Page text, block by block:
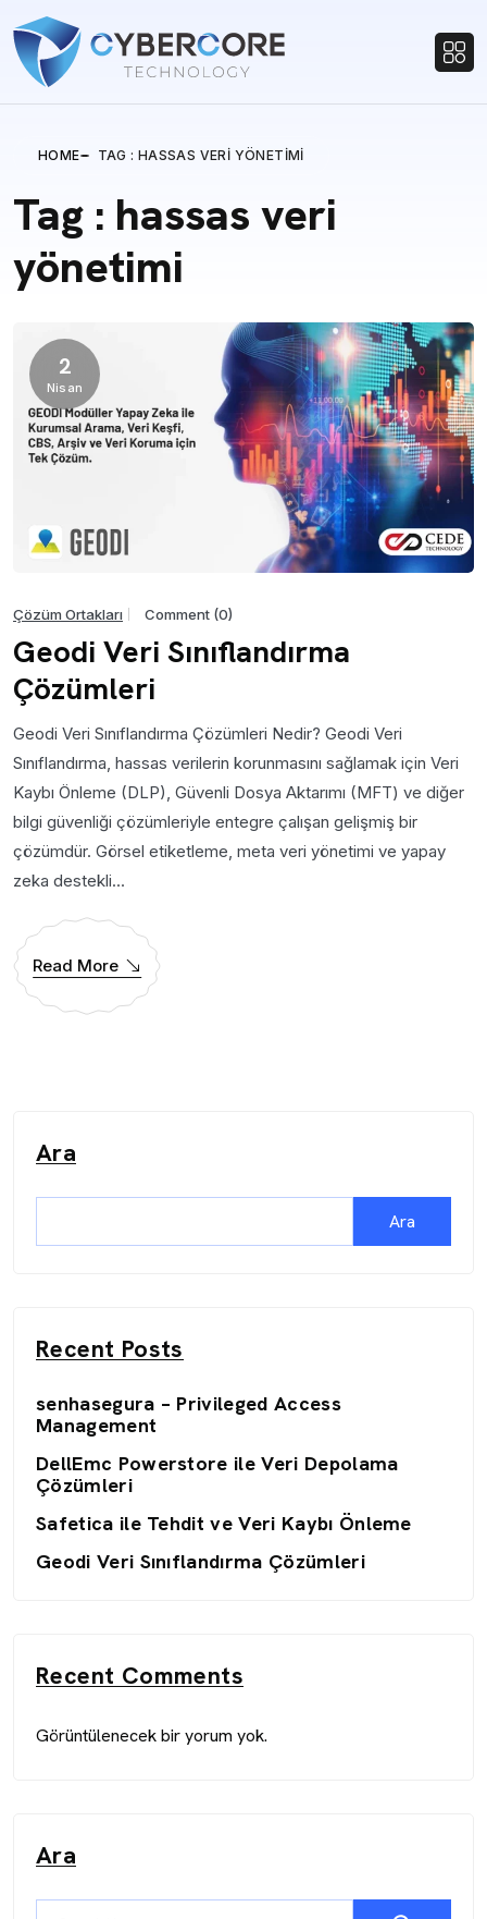
HOME TAG : HASSAS VERI YÖNETIMI
Tag : hassas veri
yönetimi
2
Nisan
Çözüm Ortakları Comment (0)
Geodi Veri Sınıflandırma
Çözümleri
Geodi Veri Sınıflandırma Çözümleri Nedir? Geodi Veri
Sınıflandırma, hassas verilerin korunmasını sağlamak için Veri
Kaybı Önleme (DLP), Güvenli Dosya Aktarımı (MFT) ve diğer
bilgi güvenliği çözümleriyle entegre çalışan gelişmiş bir
çözümdür. Görsel etiketleme, meta veri yönetimi ve yapay
zeka destekli...
Read More
Ara
Ara
Recent Posts
senhasegura – Privileged Access
Management
DellEmc Powerstore ile Veri Depolama
Çözümleri
Safetica ile Tehdit ve Veri Kaybı Önleme
Geodi Veri Sınıflandırma Çözümleri
Recent Comments
Görüntülenecek bir yorum yok.
Ara